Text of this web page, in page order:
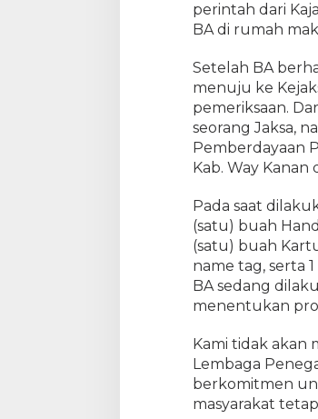
perintah dari
BA di rumah
Setelah BA
menuju ke
pemeriksaan.
seorang Jaksa,
Pemberdayaan
Kab. Way
Pada saat
(satu) buah
(satu) buah
name tag, serta
BA sedang
menentukan
Kami tidak akan
Lembaga
berkomitmen
masyarakat